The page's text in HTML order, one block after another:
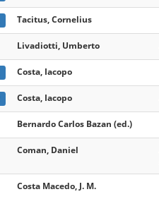
Tacitus, Cornelius
Livadiotti, Umberto
Costa, Iacopo
Costa, Iacopo
Bernardo Carlos Bazan (ed.)
Coman, Daniel
Costa Macedo, J. M.